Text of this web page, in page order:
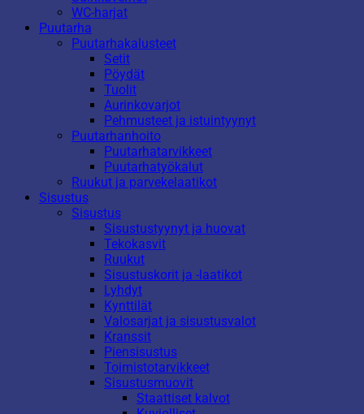
WC-harjat
Puutarha
Puutarhakalusteet
Setit
Pöydät
Tuolit
Aurinkovarjot
Pehmusteet ja istuintyynyt
Puutarhanhoito
Puutarhatarvikkeet
Puutarhatyökalut
Ruukut ja parvekelaatikot
Sisustus
Sisustus
Sisustustyynyt ja huovat
Tekokasvit
Ruukut
Sisustuskorit ja -laatikot
Lyhdyt
Kynttilät
Valosarjat ja sisustusvalot
Kranssit
Piensisustus
Toimistotarvikkeet
Sisustusmuovit
Staattiset kalvot